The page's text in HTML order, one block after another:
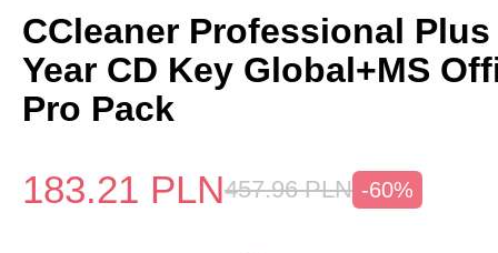
CCleaner Professional Plus
Year CD Key Global+MS
Pro Pack
183.21 PLN457.96 PLN -60%